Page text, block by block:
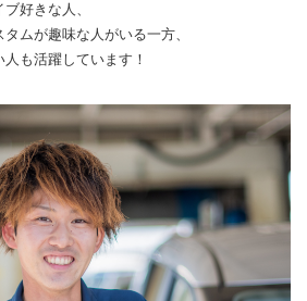
好きな人、
ムが趣味な人がいる一方、
も活躍しています！